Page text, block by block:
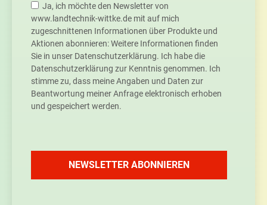
Ja, ich möchte den Newsletter von
www.landtechnik-wittke.de mit auf mich
zugeschnittenen Informationen über Produkte und
Aktionen abonnieren: Weitere Informationen finden
Sie in unser Datenschutzerklärung. Ich habe die
Datenschutzerklärung zur Kenntnis genommen. Ich
stimme zu, dass meine Angaben und Daten zur
Beantwortung meiner Anfrage elektronisch erhoben
und gespeichert werden.
NEWSLETTER ABONNIEREN